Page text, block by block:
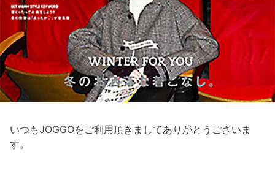
いつもJOGGOをご利用頂きましてありがとうございま
す。